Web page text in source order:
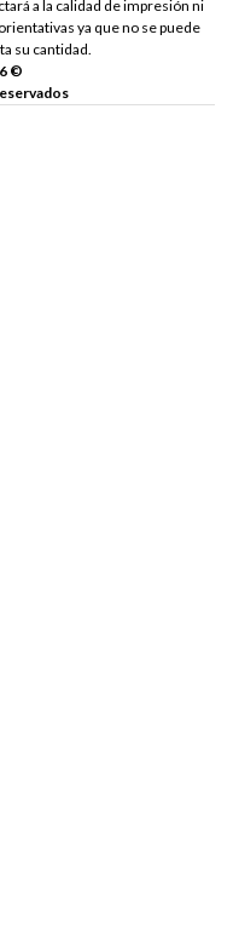
a la calidad de impresión ni
ya que no se puede
su cantidad.
©